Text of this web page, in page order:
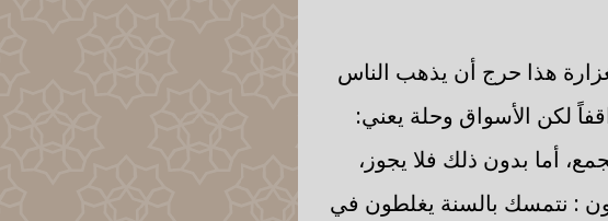
هذا حرج أن يذهب الناس
لكن الأسواق وحلة يعني:
أما بدون ذلك فلا يجوز،
: نتمسك بالسنة يغلطون في